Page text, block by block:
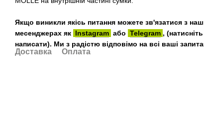
Якщо виникли якісь питання можете зв'язатися з
месенджерах як Instagram або Telegram ,
написати). Ми з радістю відповімо на всі ваші
Доставка Оплата